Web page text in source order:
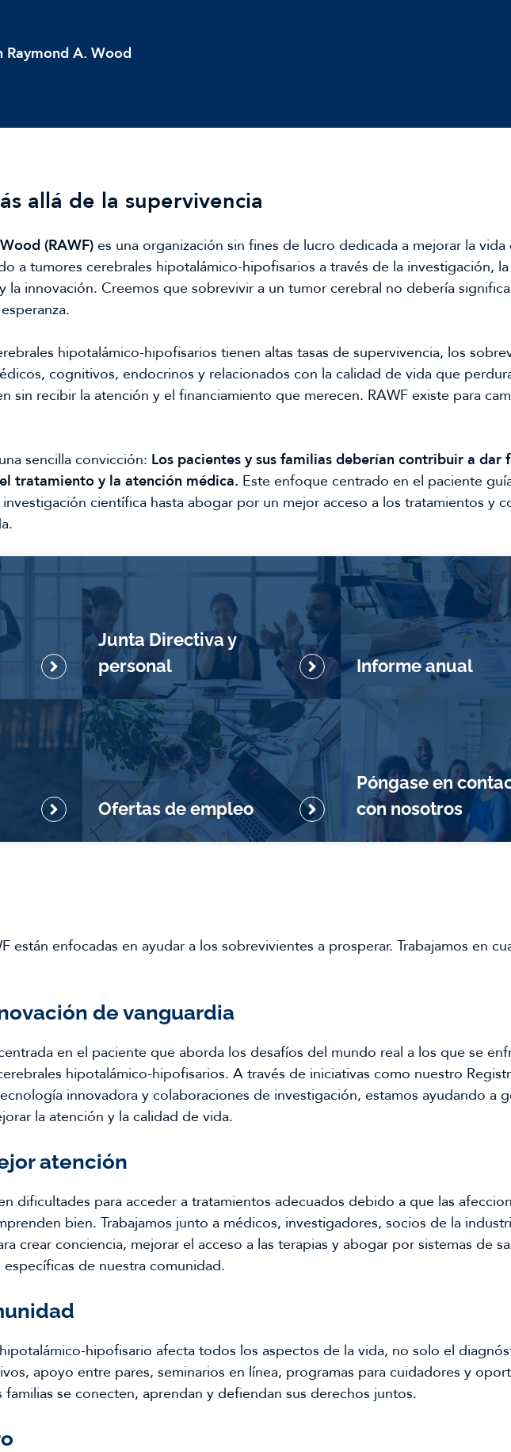
Raymond A. Wood
allá de la supervivencia
(RAWF) es una organización sin fines de lucro dedicada a mejorar la vida
a tumores cerebrales hipotalámico-hipofisarios a través de la investigación,
la innovación. Creemos que sobrevivir a un tumor cerebral no debería
hipotalámico-hipofisarios tienen altas tasas de supervivencia, los
cognitivos, endocrinos y relacionados con la calidad de vida que
sin recibir la atención y el financiamiento que merecen. RAWF existe para
sencilla convicción: Los pacientes y sus familias deberían contribuir a dar
tratamiento y la atención médica. Este enfoque centrado en el paciente
científica hasta abogar por un mejor acceso a los tratamientos y
Junta Directiva y
personal
Informe anual
Ofertas de empleo
Póngase en
con nosotros
están enfocadas en ayudar a los sobrevivientes a prosperar. Trabajamos en
de vanguardia
en el paciente que aborda los desafíos del mundo real a los que se
hipotalámico-hipofisarios. A través de iniciativas como nuestro
innovadora y colaboraciones de investigación, estamos ayudando a
la atención y la calidad de vida.
atención
dificultades para acceder a tratamientos adecuados debido a que las
bien. Trabajamos junto a médicos, investigadores, socios de la
crear conciencia, mejorar el acceso a las terapias y abogar por sistemas de
de nuestra comunidad.
hipofisario afecta todos los aspectos de la vida, no solo el
apoyo entre pares, seminarios en línea, programas para cuidadores y
familias se conecten, aprendan y defiendan sus derechos juntos.